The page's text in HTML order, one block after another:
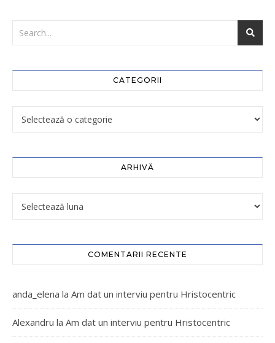
CATEGORII
ARHIVĂ
COMENTARII RECENTE
anda_elena la Am dat un interviu pentru Hristocentric
Alexandru la Am dat un interviu pentru Hristocentric